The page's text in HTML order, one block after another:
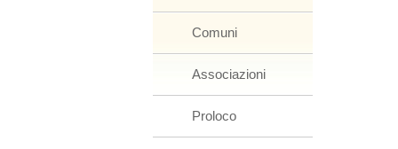
Comuni
Associazioni
Proloco